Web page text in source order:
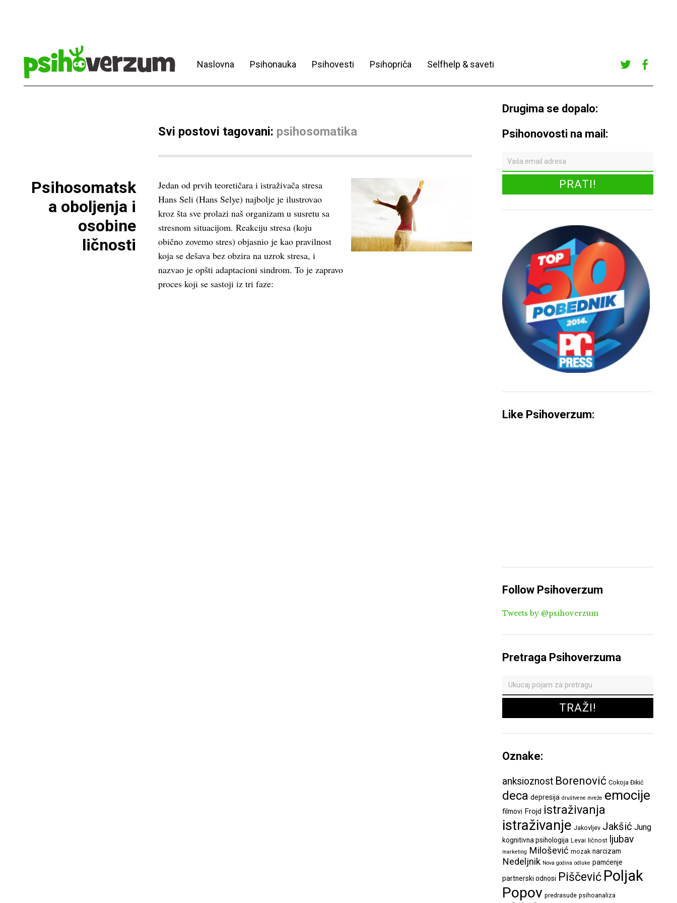
Naslovna Psihonauka Psihovesti Psihopriča Selfhelp & saveti
r
ook
Svi postovi tagovani: psihosomatika
Psihosomatsk
a oboljenja i
osobine
ličnosti
Jedan od prvih teoretičara i istraživača stresa
Hans Seli (Hans Selye) najbolje je ilustrovao
kroz šta sve prolazi naš organizam u susretu sa
stresnom situacijom. Reakciju stresa (koju
obično zovemo stres) objasnio je kao pravilnost
koja se dešava bez obzira na uzrok stresa, i
nazvao je opšti adaptacioni sindrom. To je zapravo
proces koji se sastoji iz tri faze:
Drugima se dopalo:
Psihonovosti na mail:
Like Psihoverzum:
Follow Psihoverzum
Tweets by @psihoverzum
Pretraga Psihoverzuma
Oznake:
anksioznost Borenović Cokoja Đikić
deca depresija društvene mreže emocije
filmovi Frojd istraživanja
istraživanje Jakovljev Jakšić Jung
kognitivna psihologija Levai ličnost ljubav
marketing Milošević mozak narcizam
Nedeljnik Nova godina odluke pamćenje
partnerski odnosi Piščević Poljak
Popov predrasude psihoanaliza